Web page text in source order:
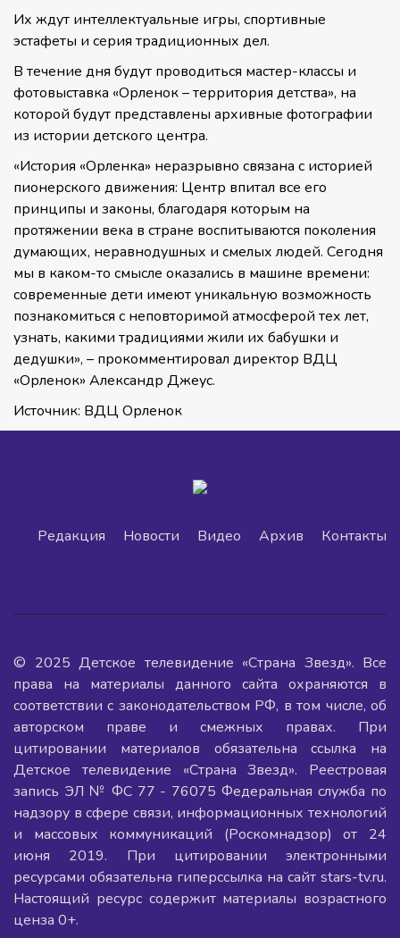
Их ждут интеллектуальные игры, спортивные
эстафеты и серия традиционных дел.
В течение дня будут проводиться мастер-классы и
фотовыставка «Орленок – территория детства», на
которой будут представлены архивные фотографии
из истории детского центра.
«История «Орленка» неразрывно связана с историей
пионерского движения: Центр впитал все его
принципы и законы, благодаря которым на
протяжении века в стране воспитываются поколения
думающих, неравнодушных и смелых людей. Сегодня
мы в каком-то смысле оказались в машине времени:
современные дети имеют уникальную возможность
познакомиться с неповторимой атмосферой тех лет,
узнать, какими традициями жили их бабушки и
дедушки», – прокомментировал директор ВДЦ
«Орленок» Александр Джеус.
Источник: ВДЦ Орленок
Редакция Новости Видео Архив Контакты
© 2025 Детское телевидение «Страна Звезд». Все
права на материалы данного сайта охраняются в
соответствии с законодательством РФ, в том числе, об
авторском праве и смежных правах. При
цитировании материалов обязательна ссылка на
Детское телевидение «Страна Звезд». Реестровая
запись ЭЛ № ФС 77 - 76075 Федеральная служба по
надзору в сфере связи, информационных технологий
и массовых коммуникаций (Роскомнадзор) от 24
июня 2019. При цитировании электронными
ресурсами обязательна гиперссылка на сайт stars-tv.ru.
Настоящий ресурс содержит материалы возрастного
ценза 0+.